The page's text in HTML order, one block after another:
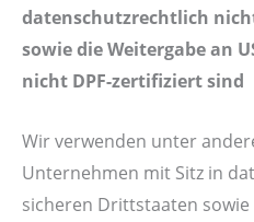
datenschutzrechtlich
sowie die Weitergabe an
nicht DPF-zertifiziert sind
Wir verwenden unter
Unternehmen mit Sitz in
sicheren Drittstaaten